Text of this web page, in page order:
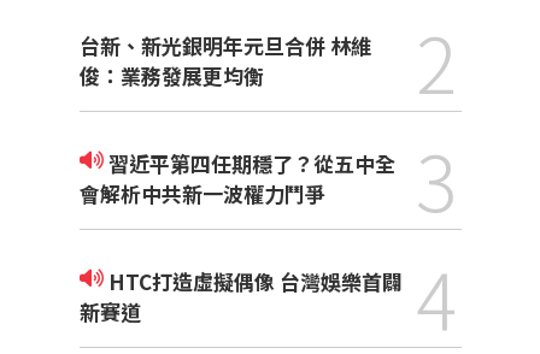
台新、新光銀明年元旦合併 林維
俊：業務發展更均衡
2
習近平第四任期穩了？從五中全
會解析中共新一波權力鬥爭
3
新賽道
4